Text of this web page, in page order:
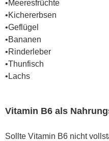
•Meeresfrüchte
•Kichererbsen
•Geflügel
•Bananen
•Rinderleber
•Thunfisch
• Lachs
Vitamin B6 als
Sollte Vitamin B6 nicht